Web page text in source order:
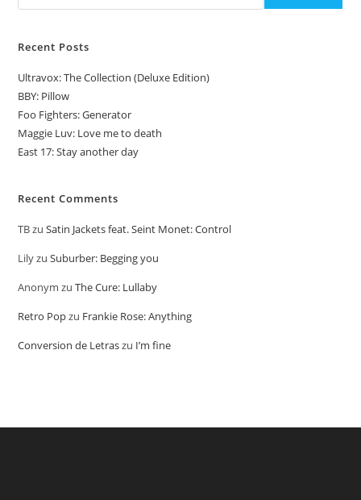
Recent Posts
Ultravox: The Collection (Deluxe Edition)
BBY: Pillow
Foo Fighters: Generator
Maggie Luv: Love me to death
East 17: Stay another day
Recent Comments
TBzuSatin Jackets feat. Seint Monet: Control
LilyzuSuburber: Begging you
Anonym zuThe Cure: Lullaby
Retro Popzu Frankie Rose: Anything
Conversion de Letraszu I’m fine